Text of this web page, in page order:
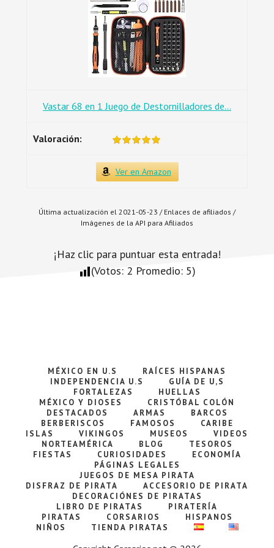
Vastar 68 en 1 Juego de Destornilladores de...
Ver en Amazon
Última actualización el 2021-05-23 / Enlaces de afiliados /
Imágenes de la API para Afiliados
¡Haz clic para puntuar esta entrada!
(Votos: 2 Promedio: 5)
MÉXICO EN U.S
RAÍCES HISPANAS
INDEPENDENCIA U.S
GUÍA DE U,S
FORTALEZAS
HUELLAS
MÉXICO Y DIOSES
CRISTÓBAL COLÓN
DESTACADOS
ARMAS
BARCOS
BERBERISCOS
FAMOSOS
CARIBE
ISLAS
VIKINGOS MUSEOS
VIDEOS
NORTEAMÉRICA
BLOG
TESOROS
FIESTAS
CURIOSIDADES
ECONOMÍA
PÁGINAS LEGALES
JUEGOS DE MESA PIRATA
DISFRAZ DE PIRATA
ACCESORIO DE PIRATA
DECORACIÓNES DE PIRATAS
LIBRO DE PIRATAS
PIRATERÍA
PIRATAS
CORSARIOS
HISPANOS
NIÑOS
TIENDA PIRATAS